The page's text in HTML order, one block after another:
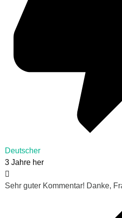
Deutscher
3 Jahre her
Sehr guter Kommentar! Danke,